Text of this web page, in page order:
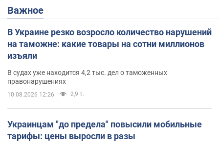
Важное
В Украине резко возросло количество нарушений
на таможне: какие товары на сотни миллионов
изъяли
В судах уже находится 4,2 тыс. дел о таможенных
правонарушениях
10.08.2026 12:26 2,9 т.
Украинцам "до предела" повысили мобильные
тарифы: цены выросли в разы